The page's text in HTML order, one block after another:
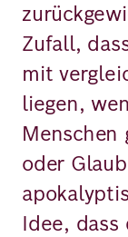
Zufall,
mit
liegen,
oder
Idee,